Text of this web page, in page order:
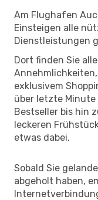
Am Flughafen
Einsteigen alle
Dienstleistungen
Dort finden Sie
exklusivem
über letzte
Bestseller bis hin
leckeren
etwas dabei.
Sobald Sie
abgeholt haben,